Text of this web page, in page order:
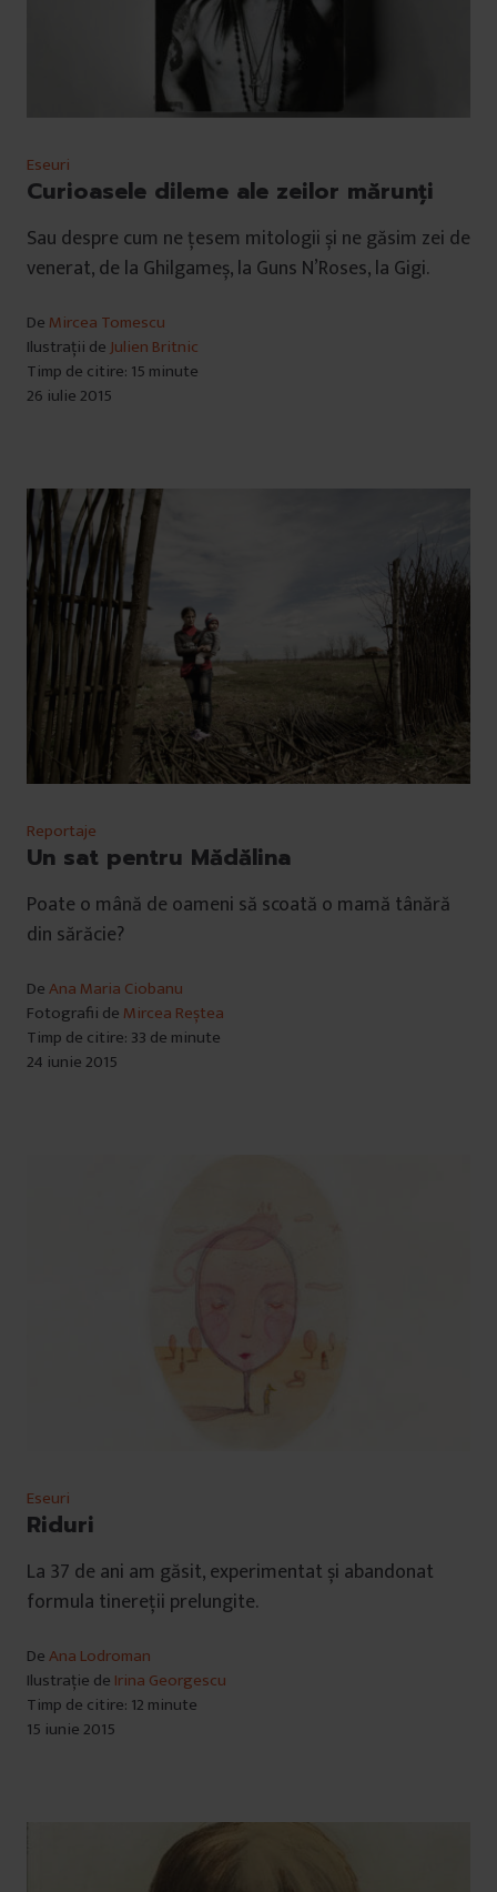
Eseuri
Curioasele dileme ale zeilor mărunţi
Sau despre cum ne țesem mitologii și ne găsim zei de
venerat, de la Ghilgameș, la Guns N’Roses, la Gigi.
De Mircea Tomescu
Ilustrații deJulien Britnic
Timp de citire: 15 minute
26 iulie 2015
Reportaje
Un sat pentru Mădălina
Poate o mână de oameni să scoată o mamă tânără
din sărăcie?
DeAna Maria Ciobanu
Fotografii de Mircea Reștea
Timp de citire: 33 de minute
24 iunie 2015
Eseuri
Riduri
La 37 de ani am găsit, experimentat și abandonat
formula tinereţii prelungite.
DeAna Lodroman
Ilustrație de Irina Georgescu
Timp de citire: 12 minute
15 iunie 2015